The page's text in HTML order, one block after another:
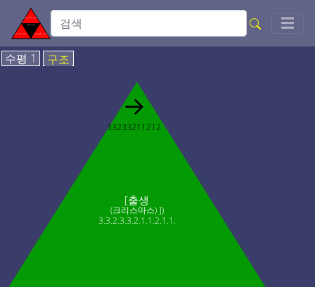
☰
수평 1 구조
[출생
(크리스마스) ])
3.3.2.3.3.2.1.1.2.1.1.
→
33233211212